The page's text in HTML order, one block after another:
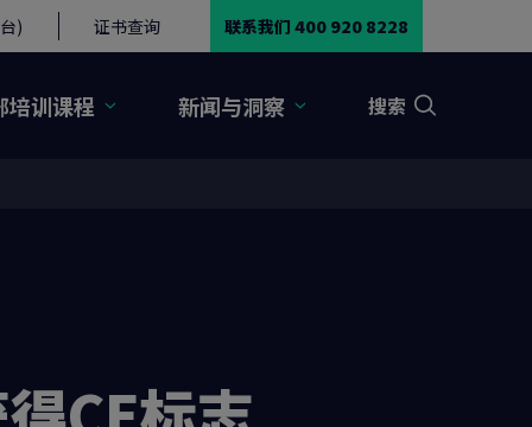
) 证书查询 联系我们 400 920 8228
培训课程 新闻与洞察 搜索